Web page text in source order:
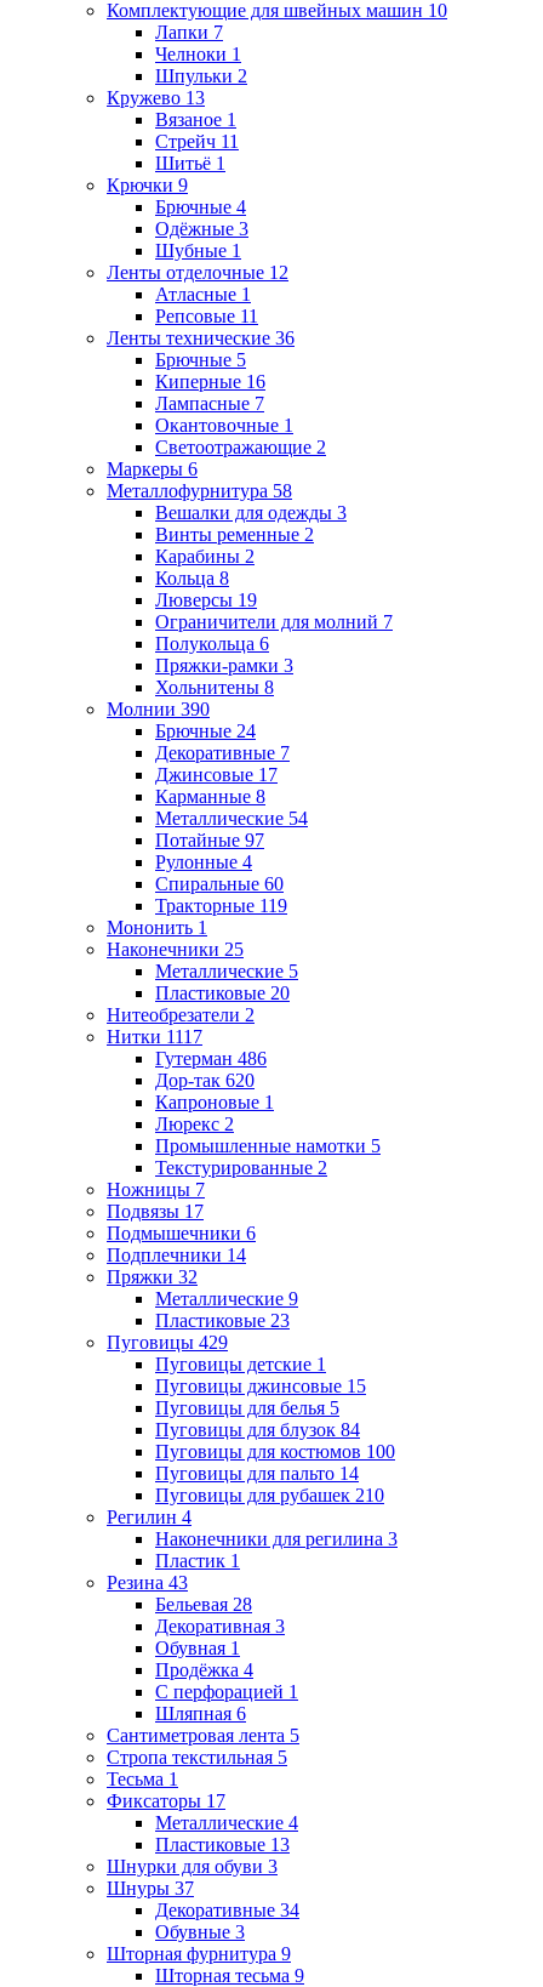
Комплектующие для швейных машин 10
Лапки 7
Челноки 1
Шпульки 2
Кружево 13
Вязаное 1
Стрейч 11
Шитьё 1
Крючки 9
Брючные 4
Одёжные 3
Шубные 1
Ленты отделочные 12
Атласные 1
Репсовые 11
Ленты технические 36
Брючные 5
Киперные 16
Лампасные 7
Окантовочные 1
Светоотражающие 2
Маркеры 6
Металлофурнитура 58
Вешалки для одежды 3
Винты ременные 2
Карабины 2
Кольца 8
Люверсы 19
Ограничители для молний 7
Полукольца 6
Пряжки-рамки 3
Хольнитены 8
Молнии 390
Брючные 24
Декоративные 7
Джинсовые 17
Карманные 8
Металлические 54
Потайные 97
Рулонные 4
Спиральные 60
Тракторные 119
Мононить 1
Наконечники 25
Металлические 5
Пластиковые 20
Нитеобрезатели 2
Нитки 1117
Гутерман 486
Дор-так 620
Капроновые 1
Люрекс 2
Промышленные намотки 5
Текстурированные 2
Ножницы 7
Подвязы 17
Подмышечники 6
Подплечники 14
Пряжки 32
Металлические 9
Пластиковые 23
Пуговицы 429
Пуговицы детские 1
Пуговицы джинсовые 15
Пуговицы для белья 5
Пуговицы для блузок 84
Пуговицы для костюмов 100
Пуговицы для пальто 14
Пуговицы для рубашек 210
Регилин 4
Наконечники для регилина 3
Пластик 1
Резина 43
Бельевая 28
Декоративная 3
Обувная 1
Продёжка 4
С перфорацией 1
Шляпная 6
Сантиметровая лента 5
Стропа текстильная 5
Тесьма 1
Фиксаторы 17
Металлические 4
Пластиковые 13
Шнурки для обуви 3
Шнуры 37
Декоративные 34
Обувные 3
Шторная фурнитура 9
Шторная тесьма 9